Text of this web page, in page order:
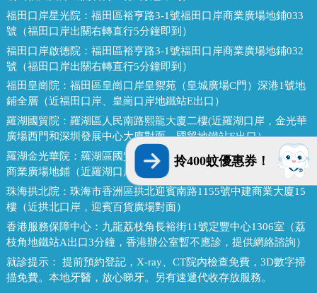
福田口岸星光院： 福田區裕亨路3-1號福田口岸商業廣場地鋪033
號（福田口岸出關右轉直行5分鐘即到）
福田口岸啟德院： 福田區裕亨路3-1號福田口岸商業廣場地鋪032
號（福田口岸出關右轉直行5分鐘即到）
福田皇崗院： 福田區皇崗口岸皇禦苑（皇城廣場C門）深港1號地
鋪全層（近福田口岸、皇崗口岸地鐵站E出口）
羅湖國貿院： 羅湖區人民南路熙龍大廈二樓(近羅湖口岸，金光華
廣場西門和深圳發展中心大廈對面，國貿地鐵站E出口）
羅湖金光華院： 羅湖區國貿金光華廣場東二門對面，南湖路凱利
商業廣場地鋪（近羅湖口岸、國貿地鐵站B出口）
珠海拱北院： 珠海市香洲區拱北迎賓南路1155號中建商業大廈15
樓（近拱北口岸，迎賓百貨廣場對面）
香港服務保障中心： 九龍荔枝角長裕街11號定豐中心1306室（荔
枝角地鐵站A出口3分鐘，香港辦公室暫不應診，提供網絡諮詢）
就診提示： 提前預約登記，X-ray、CT院內檢查免費，3D數字掃
描免費。本地牙醫，放心睇牙。另有速遞代收存放服務。
拎400蚊優惠券！